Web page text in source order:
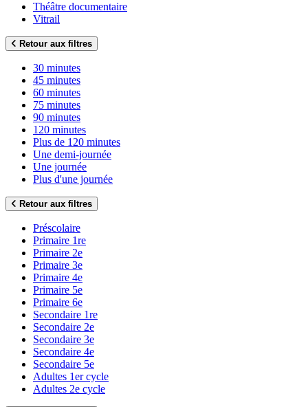
Théâtre documentaire
Vitrail
Retour aux filtres
30 minutes
45 minutes
60 minutes
75 minutes
90 minutes
120 minutes
Plus de 120 minutes
Une demi-journée
Une journée
Plus d'une journée
Retour aux filtres
Préscolaire
Primaire 1re
Primaire 2e
Primaire 3e
Primaire 4e
Primaire 5e
Primaire 6e
Secondaire 1re
Secondaire 2e
Secondaire 3e
Secondaire 4e
Secondaire 5e
Adultes 1er cycle
Adultes 2e cycle